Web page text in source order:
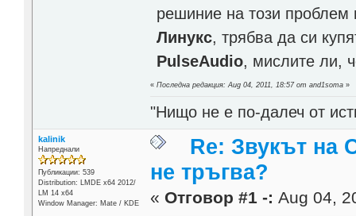
решиние на този проблем
Линукс, трябва да си
PulseAudio, мислите ли,
«Последна редакция: Aug 04, 2011, 18:57 от and1soma »
"Нищо не е по-далеч от
kalinik
Напреднали
Публикации: 539
Distribution: LMDE x64 2012/
LM 14 x64
Window Manager: Mate / KDE
Re: Звукът на
не тръгва?
« Отговор #1 -: Aug 04,